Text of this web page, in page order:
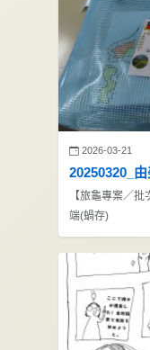
2026-03-21
20250320_
【旅龜專案／
端(蝸存)